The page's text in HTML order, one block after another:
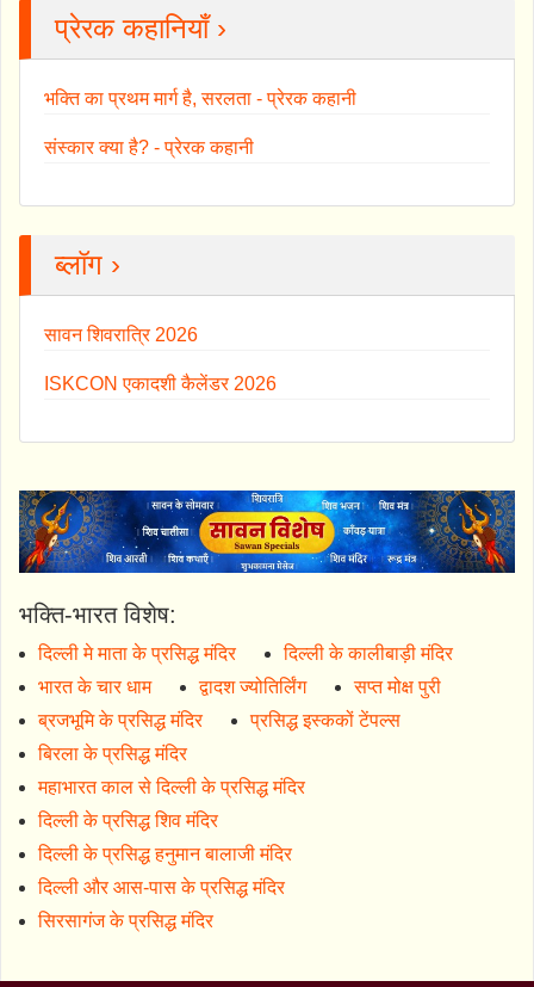
प्रेरक कहानियाँ ›
भक्ति का प्रथम मार्ग है, सरलता - प्रेरक कहानी
संस्कार क्या है? - प्रेरक कहानी
ब्लॉग ›
सावन शिवरात्रि 2026
ISKCON एकादशी कैलेंडर 2026
भक्ति-भारत विशेष:
दिल्ली मे माता के प्रसिद्ध मंदिर
दिल्ली के कालीबाड़ी मंदिर
भारत के चार धाम
द्वादश ज्योतिर्लिंग
सप्त मोक्ष पुरी
ब्रजभूमि के प्रसिद्ध मंदिर
प्रसिद्ध इस्ककों टेंपल्स
बिरला के प्रसिद्ध मंदिर
महाभारत काल से दिल्ली के प्रसिद्ध मंदिर
दिल्ली के प्रसिद्ध शिव मंदिर
दिल्ली के प्रसिद्ध हनुमान बालाजी मंदिर
दिल्ली और आस-पास के प्रसिद्ध मंदिर
सिरसागंज के प्रसिद्ध मंदिर